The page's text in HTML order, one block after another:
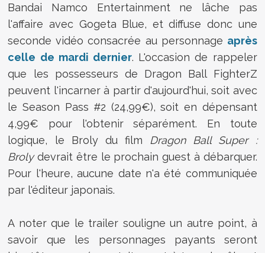
Bandai Namco Entertainment ne lâche pas
l'affaire avec Gogeta Blue, et diffuse donc une
seconde vidéo consacrée au personnage après
celle de mardi dernier. L'occasion de rappeler
que les possesseurs de Dragon Ball FighterZ
peuvent l'incarner à partir d'aujourd'hui, soit avec
le Season Pass #2 (24,99€), soit en dépensant
4,99€ pour l'obtenir séparément. En toute
logique, le Broly du film Dragon Ball Super :
Brolydevrait être le prochain guest à débarquer.
Pour l'heure, aucune date n'a été communiquée
par l'éditeur japonais.
A noter que le trailer souligne un autre point, à
savoir que les personnages payants seront